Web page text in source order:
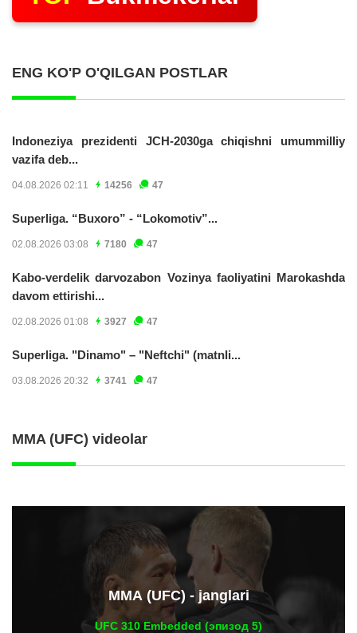
ENG KO'P O'QILGAN POSTLAR
Indoneziya prezidenti JCH-2030ga chiqishni umummilliy
vazifa deb...
04.08.2026 02:11 14256 47
Superliga. “Buxoro” - “Lokomotiv”...
02.08.2026 03:08 7180 47
Kabo-verdelik darvozabon Vozinya faoliyatini Marokashda
davom ettirishi...
02.08.2026 01:08 3927 47
Superliga. "Dinamo" – "Neftchi" (matnli...
03.08.2026 20:32 3741 47
MMA (UFC) videolar
ММА (UFC) - janglari
UFC 310 Embedded (эпизод 5)